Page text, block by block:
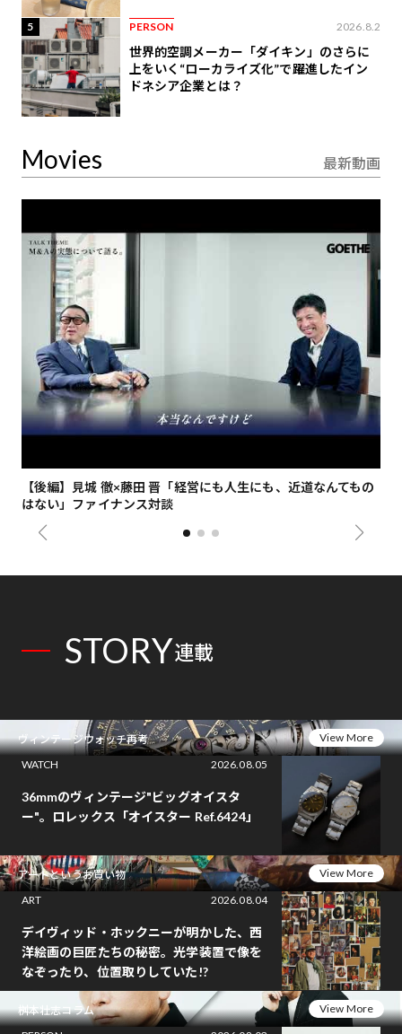
5 PERSON 2026.8.2
世界的空調メーカー「ダイキン」のさらに
上をいく“ローカライズ化”で躍進したイン
ドネシア企業とは？
Movies 最新動画
【後編】見城 徹×藤田 晋「経営にも人生にも、近道なんてもの
はない」ファイナンス対談
STORY連載
ヴィンテージウォッチ再考
View More
WATCH
2026.08.05
36mmのヴィンテージ"ビッグオイスタ
ー"。ロレックス「オイスター Ref.6424」
アートというお買い物
View More
ART
2026.08.04
デイヴィッド・ホックニーが明かした、西
洋絵画の巨匠たちの秘密。光学装置で像を
なぞったり、位置取りしていた!?
桝本壮志コラム
View More